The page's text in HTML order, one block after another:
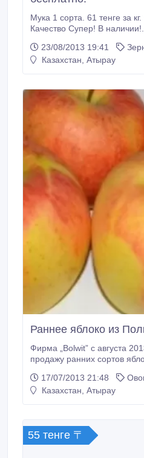
Мука 1 сорта. 61 тенге за кг.
Качество Супер! В наличии!.
23/08/2013 19:41
Казахстан, Атырау
Раннее яблоко из
Фирма „Bolwit” с августа
продажу ранних сортов яблок из
Яблоко зеленое: Celesta, Delicios. Дополнительная
информация по запросу. Принимаем
ВЫСОКОЕ
17/07/2013 21:48
Казахстан, Атырау
55 тенге 〒